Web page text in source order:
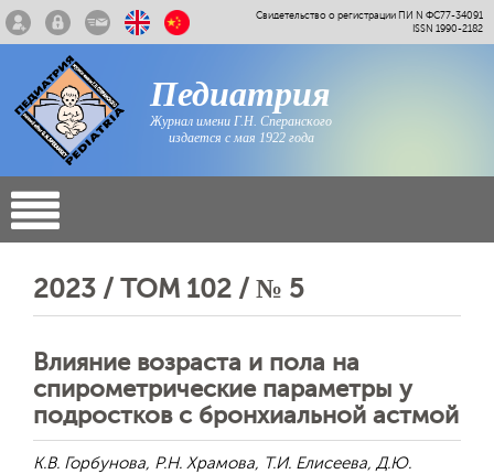
Свидетельство о регистрации ПИ N ФС77-34091
ISSN 1990-2182
Педиатрия
Журнал имени Г.Н. Сперанского
издается с мая 1922 года
2023 / ТОМ 102 / № 5
Влияние возраста и пола на
спирометрические параметры у
подростков с бронхиальной астмой
К.В. Горбунова, Р.Н. Храмова, Т.И. Елисеева, Д.Ю.